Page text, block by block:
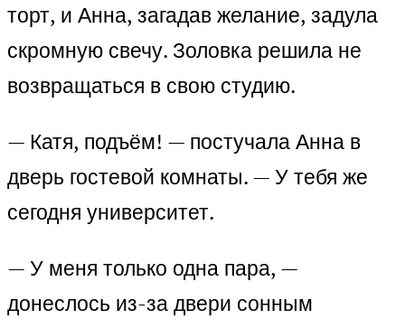
торт, и Анна, загадав желание, задула
скромную свечу. Золовка решила не
возвращаться в свою студию.
— Катя, подъём! — постучала Анна в
дверь гостевой комнаты. — У тебя же
сегодня университет.
— У меня только одна пара, —
донеслось из-за двери сонным